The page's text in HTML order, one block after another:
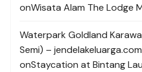
onWisata Alam The Lodge
Waterpark Goldland
Semi) – jendelakeluarga.com
onStaycation at Bintang